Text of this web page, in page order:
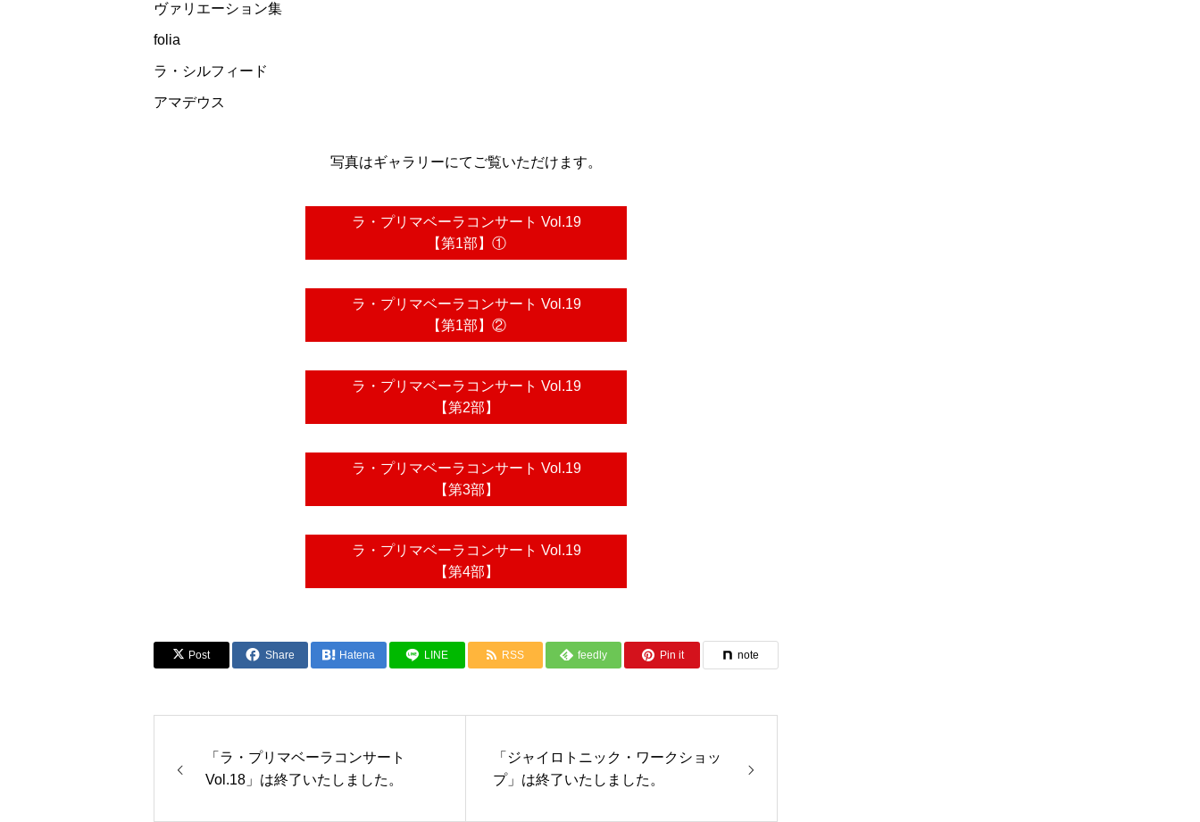
ヴァリエーション集
folia
ラ・シルフィード
アマデウス
写真はギャラリーにてご覧いただけます。
ラ・プリマベーラコンサート Vol.19
【第1部】①
ラ・プリマベーラコンサート Vol.19
【第1部】②
ラ・プリマベーラコンサート Vol.19
【第2部】
ラ・プリマベーラコンサート Vol.19
【第3部】
ラ・プリマベーラコンサート Vol.19
【第4部】
Post Share Hatena LINE RSS feedly Pin it note
「ラ・プリマベーラコンサート
Vol.18」は終了いたしました。
「ジャイロトニック・ワークショッ
プ」は終了いたしました。